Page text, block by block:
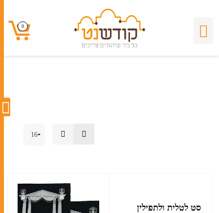
0 תיק קטיפה
סט לטלית ולתפילין
0